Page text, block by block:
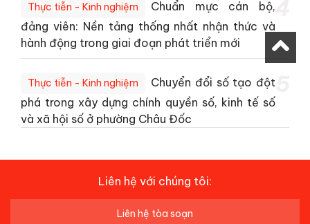
Thực tiễn - Kinh nghiệm
Chuẩn mực cán bộ,
đảng viên: Nền tảng thống nhất nhận thức và
hành động trong giai đoạn phát triển mới
Thực tiễn - Kinh nghiệm
Chuyển đổi số tạo đột
phá trong xây dựng chính quyền số, kinh tế số
và xã hội số ở phường Châu Đốc
Liên hệ với chúng tôi:
Liên hệ tòa soạn